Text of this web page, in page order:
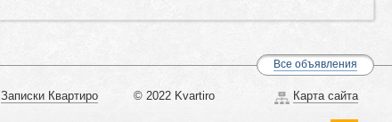
Все объявления
Записки Квартиро © 2022 Kvartiro Карта сайта